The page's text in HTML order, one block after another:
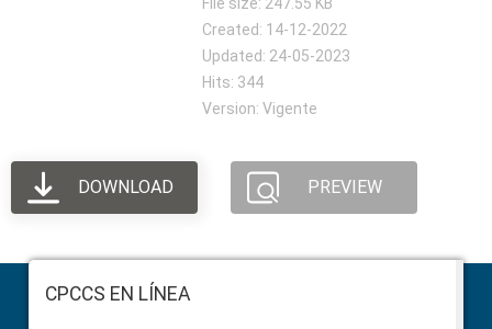
Created: 14-12-2022
Updated: 24-05-2023
Hits: 344
Version: Vigente
DOWNLOAD PREVIEW
FooterCPCCS EN LÍNEA